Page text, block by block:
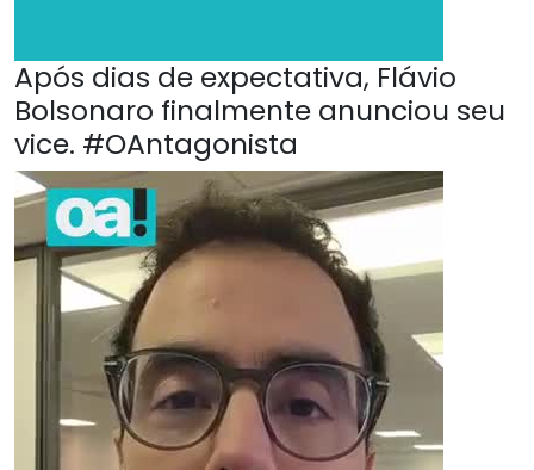
Após dias de expectativa, Flávio
Bolsonaro finalmente anunciou seu
vice. #OAntagonista